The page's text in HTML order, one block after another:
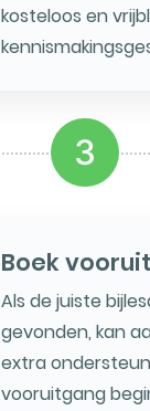
kosteloos en
3
Boek
Als de juiste
gevonden, kan
extra
vooruitgang